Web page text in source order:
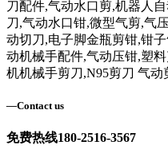
刀配件,气动水口剪,机器人
刀,气动水口钳,微型气剪,气
动切刀,电子脚金瓶剪钳,钳
动机械手配件,气动压钳,塑
机机械手剪刀,N95剪刀 气
—Contact us
免费热线180-2516-3567